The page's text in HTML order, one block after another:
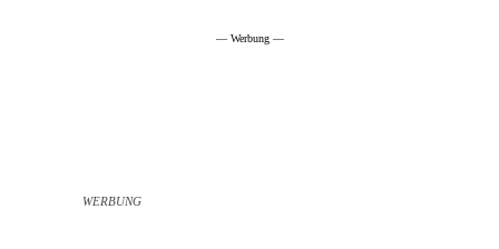
— Werbung —
WERBUNG